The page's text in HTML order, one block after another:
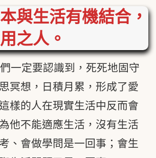
與生活有機結合，
之人。
一定要認識到，死死地固守
冥想，日積月累，形成了愛
樣的人在現實生活中反而會
他不能適應生活，沒有生活
、會做學問是一回事；會生